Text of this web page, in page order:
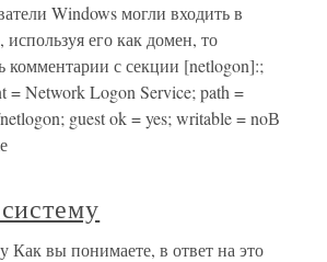
Windows могли входить в
используя его как домен, то
комментарии с секции [netlogon]:;
= Network Logon Service; path =
guest ok = yes; writable = noВ
Как вы понимаете, в ответ на это